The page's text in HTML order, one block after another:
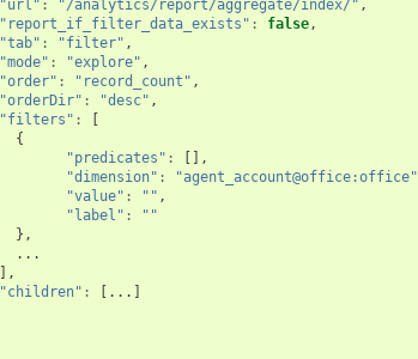
"url" : "/analytics/report/aggregate/index/" ,
"report_if_filter_data_exists" : false,
"tab" : "filter" ,
"mode" : "explore" ,
"order" : "record_count" ,
"orderDir" : "desc" ,
"filters" :
[
{
"predicates" :
[],
"dimension" : "agent_account@office:office"
"value" : "" ,
"label" :
""
},
...
],
"children" :
[...]